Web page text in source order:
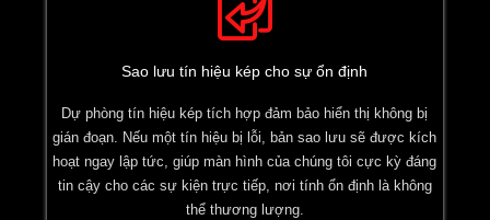
Sao lưu tín hiệu kép cho sự ổn định
Dự phòng tín hiệu kép tích hợp đảm bảo hiển thị không bị
gián đoạn. Nếu một tín hiệu bị lỗi, bản sao lưu sẽ được kích
hoạt ngay lập tức, giúp màn hình của chúng tôi cực kỳ đáng
tin cậy cho các sự kiện trực tiếp, nơi tính ổn định là không
thể thương lượng.